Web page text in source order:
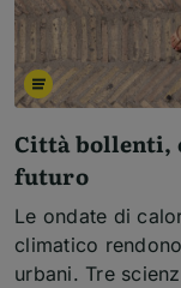
Città bollenti,
futuro
Le ondate di
climatico
urbani. Tre